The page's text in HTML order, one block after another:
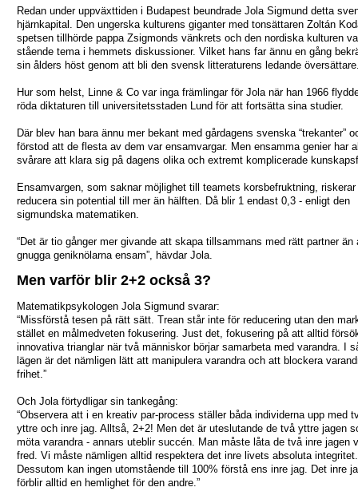
Redan under uppväxttiden i Budapest beundrade Jola Sigmund detta
hjärnkapital. Den ungerska kulturens giganter med tonsättaren Zoltán
spetsen tillhörde pappa Zsigmonds vänkrets och den nordiska kulturen
stående tema i hemmets diskussioner. Vilket hans far ännu en gång
sin ålders höst genom att bli den svensk litteraturens ledande
Hur som helst, Linne & Co var inga främlingar för Jola när han 1966
röda diktaturen till universitetsstaden Lund för att fortsätta sina studier.
Där blev han bara ännu mer bekant med gårdagens svenska “trekanter”
förstod att de flesta av dem var ensamvargar. Men ensamma genier har
svårare att klara sig på dagens olika och extremt komplicerade
Ensamvargen, som saknar möjlighet till teamets korsbefruktning,
reducera sin potential till mer än hälften. Då blir 1 endast 0,3 - enligt den
sigmundska matematiken.
“Det är tio gånger mer givande att skapa tillsammans med rätt partner än
gnugga geniknölarna ensam”, hävdar Jola.
Men varför blir 2+2 också 3?
Matematikpsykologen Jola Sigmund svarar:
“Missförstå tesen på rätt sätt. Trean står inte för reducering utan den
stället en målmedveten fokusering. Just det, fokusering på att alltid
innovativa trianglar när två människor börjar samarbeta med varandra. I
lägen är det nämligen lätt att manipulera varandra och att blockera
frihet.”
Och Jola förtydligar sin tankegång:
“Observera att i en kreativ par-process ställer båda individerna upp med
yttre och inre jag. Alltså, 2+2! Men det är uteslutande de två yttre jagen
möta varandra - annars uteblir succén. Man måste låta de två inre jagen
fred. Vi måste nämligen alltid respektera det inre livets absoluta integritet.
Dessutom kan ingen utomstående till 100% förstå ens inre jag. Det inre
förblir alltid en hemlighet för den andre.”